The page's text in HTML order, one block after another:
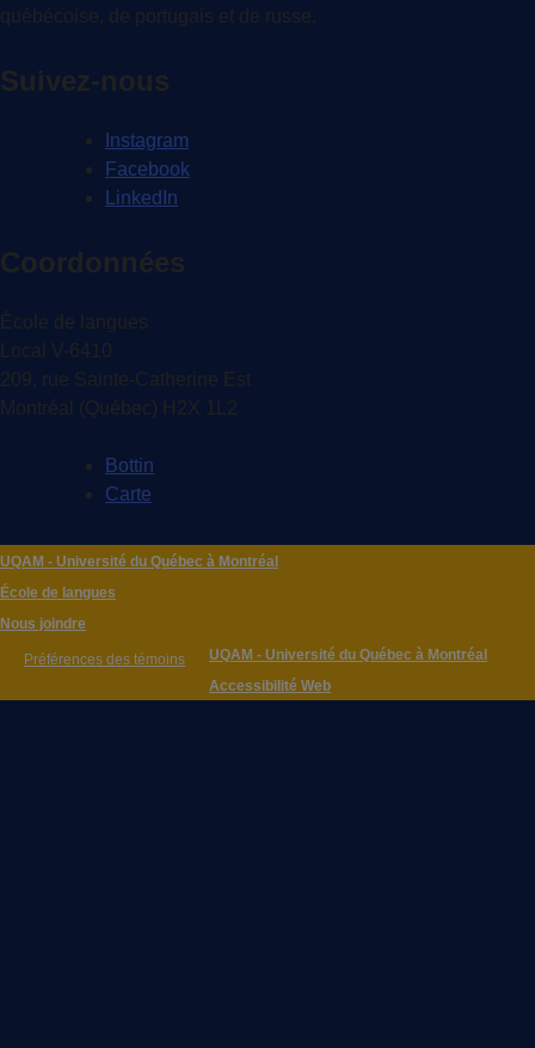
québécoise, de portugais et de russe.
Suivez-nous
Instagram
Facebook
LinkedIn
Coordonnées
École de langues
Local V-6410
209, rue Sainte-Catherine Est
Montréal (Québec) H2X 1L2
Bottin
Carte
UQAM - Université du Québec à Montréal
École de langues
Nous joindre
Préférences des témoins
UQAM - Université du Québec à Montréal
Accessibilité Web